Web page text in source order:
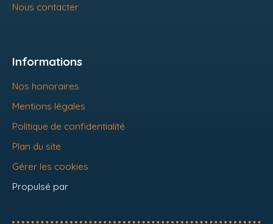
Nous contacter
Informations
Nos honoraires
Mentions légales
Politique de confidentialité
Plan du site
Gérer les cookies
Propulsé par